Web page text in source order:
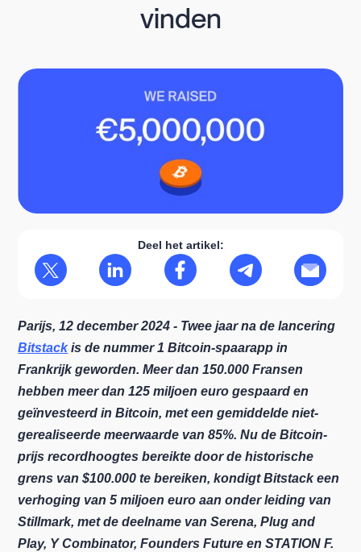
vinden
Deel het artikel:
Parijs, 12 december 2024 - Twee jaar na de lancering
Bitstackis de nummer 1 Bitcoin-spaarapp in
Frankrijk geworden. Meer dan 150.000 Fransen
hebben meer dan 125 miljoen euro gespaard en
geïnvesteerd in Bitcoin, met een gemiddelde niet-
gerealiseerde meerwaarde van 85%. Nu de Bitcoin-
prijs recordhoogtes bereikte door de historische
grens van $100.000 te bereiken, kondigt Bitstack een
verhoging van 5 miljoen euro aan onder leiding van
Stillmark, met de deelname van Serena, Plug and
Play, Y Combinator, Founders Future en STATION F.